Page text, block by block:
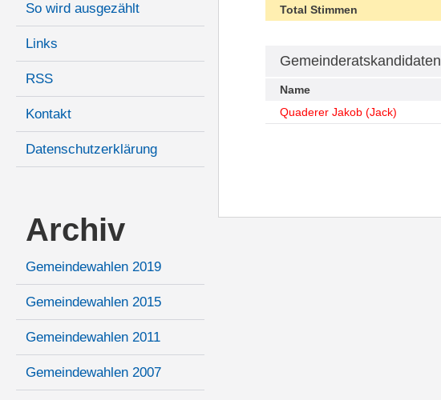
So wird ausgezählt
Links
RSS
Kontakt
Datenschutzerklärung
Archiv
Gemeindewahlen 2019
Gemeindewahlen 2015
Gemeindewahlen 2011
Gemeindewahlen 2007
Total Stimmen
Gemeinderatskandidaten
Name
Quaderer Jakob (Jack)